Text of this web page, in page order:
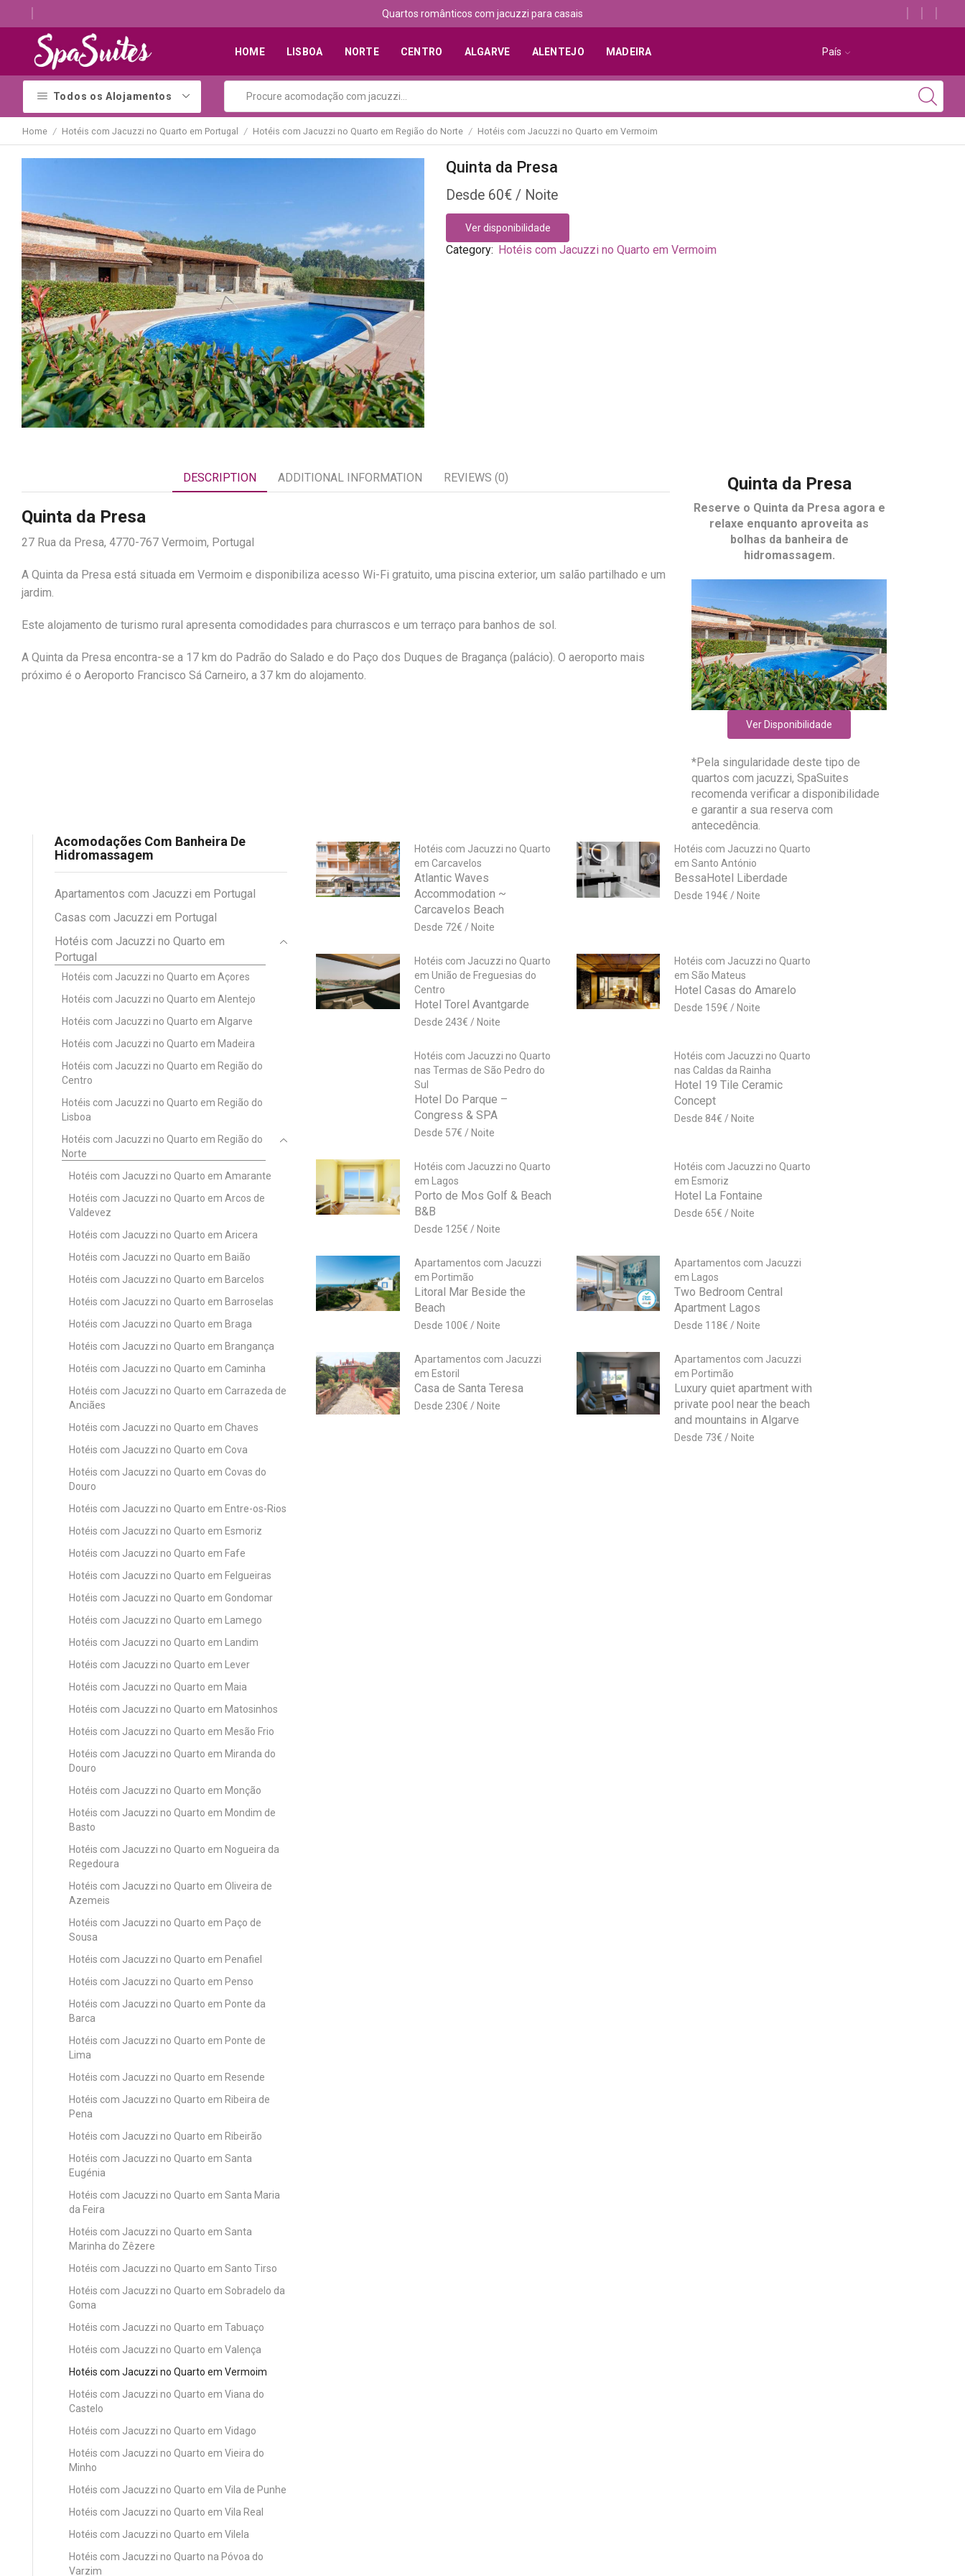
Quartos românticos com jacuzzi para casais
HOME LISBOA NORTE CENTRO ALGARVE ALENTEJO MADEIRA País
Todos os Alojamentos
Home / Hotéis com Jacuzzi no Quarto em Portugal / Hotéis com Jacuzzi no Quarto em Região do Norte / Hotéis com Jacuzzi no Quarto em Vermoim
Quinta da Presa
60€
Ver disponibilidade
Category: Hotéis com Jacuzzi no Quarto em Vermoim
DESCRIPTION ADDITIONAL INFORMATION REVIEWS (0)
Quinta da Presa
27 Rua da Presa, 4770-767 Vermoim, Portugal
A Quinta da Presa está situada em Vermoim e disponibiliza acesso Wi-Fi gratuito, uma piscina exterior, um salão partilhado e um
jardim.
Este alojamento de turismo rural apresenta comodidades para churrascos e um terraço para banhos de sol.
A Quinta da Presa encontra-se a 17 km do Padrão do Salado e do Paço dos Duques de Bragança (palácio). O aeroporto mais
próximo é o Aeroporto Francisco Sá Carneiro, a 37 km do alojamento.
Quinta da Presa
Reserve o Quinta da Presa agora e
relaxe enquanto aproveita as
bolhas da banheira de
hidromassagem.
Ver Disponibilidade
*Pela singularidade deste tipo de
quartos com jacuzzi, SpaSuites
recomenda verificar a disponibilidade
e garantir a sua reserva com
antecedência.
Acomodações Com Banheira De
Hidromassagem
Apartamentos com Jacuzzi em Portugal
Casas com Jacuzzi em Portugal
Hotéis com Jacuzzi no Quarto em
Portugal
Hotéis com Jacuzzi no Quarto em Açores
Hotéis com Jacuzzi no Quarto em Alentejo
Hotéis com Jacuzzi no Quarto em Algarve
Hotéis com Jacuzzi no Quarto em Madeira
Hotéis com Jacuzzi no Quarto em Região do
Centro
Hotéis com Jacuzzi no Quarto em Região do
Lisboa
Hotéis com Jacuzzi no Quarto em Região do
Norte
Hotéis com Jacuzzi no Quarto em Amarante
Hotéis com Jacuzzi no Quarto em Arcos de
Valdevez
Hotéis com Jacuzzi no Quarto em Aricera
Hotéis com Jacuzzi no Quarto em Baião
Hotéis com Jacuzzi no Quarto em Barcelos
Hotéis com Jacuzzi no Quarto em Barroselas
Hotéis com Jacuzzi no Quarto em Braga
Hotéis com Jacuzzi no Quarto em Brangança
Hotéis com Jacuzzi no Quarto em Caminha
Hotéis com Jacuzzi no Quarto em Carrazeda de
Anciães
Hotéis com Jacuzzi no Quarto em Chaves
Hotéis com Jacuzzi no Quarto em Cova
Hotéis com Jacuzzi no Quarto em Covas do
Douro
Hotéis com Jacuzzi no Quarto em Entre-os-Rios
Hotéis com Jacuzzi no Quarto em Esmoriz
Hotéis com Jacuzzi no Quarto em Fafe
Hotéis com Jacuzzi no Quarto em Felgueiras
Hotéis com Jacuzzi no Quarto em Gondomar
Hotéis com Jacuzzi no Quarto em Lamego
Hotéis com Jacuzzi no Quarto em Landim
Hotéis com Jacuzzi no Quarto em Lever
Hotéis com Jacuzzi no Quarto em Maia
Hotéis com Jacuzzi no Quarto em Matosinhos
Hotéis com Jacuzzi no Quarto em Mesão Frio
Hotéis com Jacuzzi no Quarto em Miranda do
Douro
Hotéis com Jacuzzi no Quarto em Monção
Hotéis com Jacuzzi no Quarto em Mondim de
Basto
Hotéis com Jacuzzi no Quarto em Nogueira da
Regedoura
Hotéis com Jacuzzi no Quarto em Oliveira de
Azemeis
Hotéis com Jacuzzi no Quarto em Paço de
Sousa
Hotéis com Jacuzzi no Quarto em Penafiel
Hotéis com Jacuzzi no Quarto em Penso
Hotéis com Jacuzzi no Quarto em Ponte da
Barca
Hotéis com Jacuzzi no Quarto em Ponte de
Lima
Hotéis com Jacuzzi no Quarto em Resende
Hotéis com Jacuzzi no Quarto em Ribeira de
Pena
Hotéis com Jacuzzi no Quarto em Ribeirão
Hotéis com Jacuzzi no Quarto em Santa
Eugénia
Hotéis com Jacuzzi no Quarto em Santa Maria
da Feira
Hotéis com Jacuzzi no Quarto em Santa
Marinha do Zêzere
Hotéis com Jacuzzi no Quarto em Santo Tirso
Hotéis com Jacuzzi no Quarto em Sobradelo da
Goma
Hotéis com Jacuzzi no Quarto em Tabuaço
Hotéis com Jacuzzi no Quarto em Valença
Hotéis com Jacuzzi no Quarto em Vermoim
Hotéis com Jacuzzi no Quarto em Viana do
Castelo
Hotéis com Jacuzzi no Quarto em Vidago
Hotéis com Jacuzzi no Quarto em Vieira do
Minho
Hotéis com Jacuzzi no Quarto em Vila de Punhe
Hotéis com Jacuzzi no Quarto em Vila Real
Hotéis com Jacuzzi no Quarto em Vilela
Hotéis com Jacuzzi no Quarto na Póvoa do
Varzim
Hotéis com Jacuzzi no Quarto
em Carcavelos
Atlantic Waves
Accommodation ~
Carcavelos Beach
72€
Hotéis com Jacuzzi no Quarto
em Santo António
BessaHotel Liberdade
194€
Hotéis com Jacuzzi no Quarto
em União de Freguesias do
Centro
Hotel Torel Avantgarde
243€
Hotéis com Jacuzzi no Quarto
em São Mateus
Hotel Casas do Amarelo
159€
Hotéis com Jacuzzi no Quarto
nas Termas de São Pedro do
Sul
Hotel Do Parque –
Congress & SPA
57€
Hotéis com Jacuzzi no Quarto
nas Caldas da Rainha
Hotel 19 Tile Ceramic
Concept
84€
Hotéis com Jacuzzi no Quarto
em Lagos
Porto de Mos Golf & Beach
B&B
125€
Hotéis com Jacuzzi no Quarto
em Esmoriz
Hotel La Fontaine
65€
Apartamentos com Jacuzzi
em Portimão
Litoral Mar Beside the
Beach
100€
Apartamentos com Jacuzzi
em Lagos
Two Bedroom Central
Apartment Lagos
118€
Apartamentos com Jacuzzi
em Estoril
Casa de Santa Teresa
230€
Apartamentos com Jacuzzi
em Portimão
Luxury quiet apartment with
private pool near the beach
and mountains in Algarve
73€